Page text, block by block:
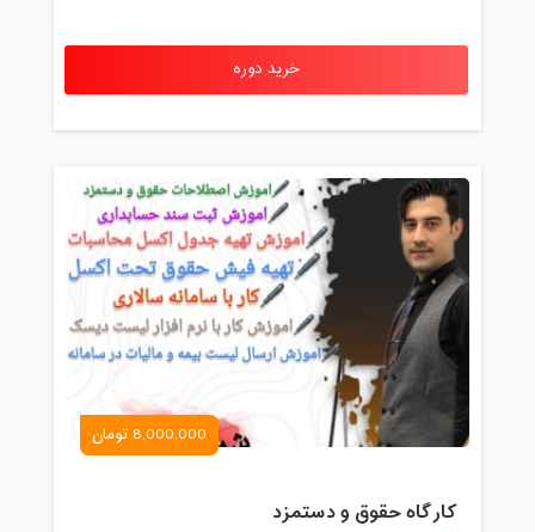
خرید دوره
8,000,000 تومان
کارگاه حقوق و دستمزد